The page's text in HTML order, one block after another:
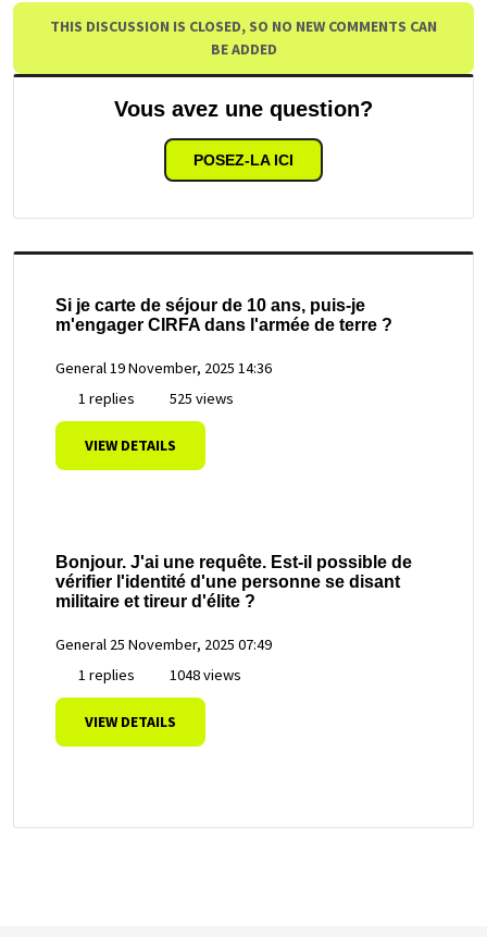
THIS DISCUSSION IS CLOSED, SO NO NEW COMMENTS CAN
BE ADDED
Vous avez une question?
POSEZ-LA ICI
Si je carte de séjour de 10 ans, puis-je
m'engager CIRFA dans l'armée de terre ?
General19 November, 2025 14:36
1 replies
525 views
VIEW DETAILS
Bonjour. J'ai une requête. Est-il possible de
vérifier l'identité d'une personne se disant
militaire et tireur d'élite ?
General 25 November, 2025 07:49
1 replies
1048 views
VIEW DETAILS